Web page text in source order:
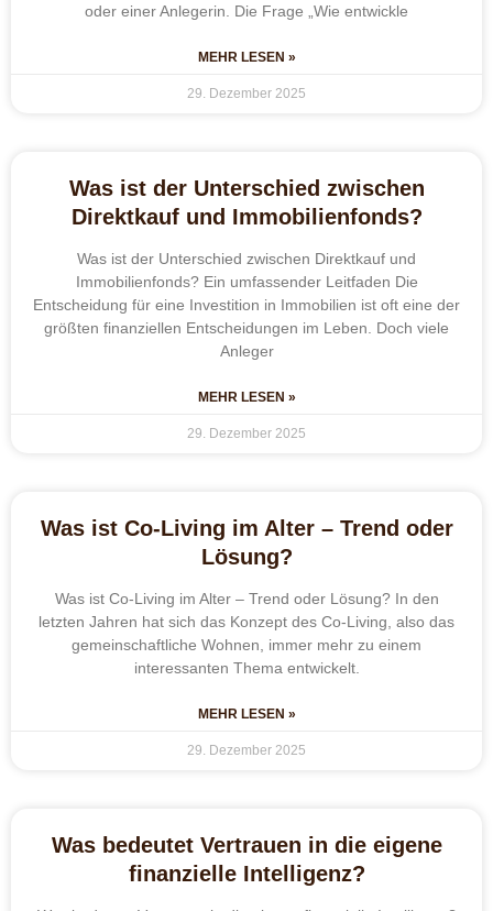
oder einer Anlegerin. Die Frage „Wie entwickle
MEHR LESEN »
29. Dezember 2025
Was ist der Unterschied zwischen
Direktkauf und Immobilienfonds?
Was ist der Unterschied zwischen Direktkauf und
Immobilienfonds? Ein umfassender Leitfaden Die
Entscheidung für eine Investition in Immobilien ist oft eine der
größten finanziellen Entscheidungen im Leben. Doch viele
Anleger
MEHR LESEN »
29. Dezember 2025
Was ist Co-Living im Alter – Trend oder
Lösung?
Was ist Co-Living im Alter – Trend oder Lösung? In den
letzten Jahren hat sich das Konzept des Co-Living, also das
gemeinschaftliche Wohnen, immer mehr zu einem
interessanten Thema entwickelt.
MEHR LESEN »
29. Dezember 2025
Was bedeutet Vertrauen in die eigene
finanzielle Intelligenz?